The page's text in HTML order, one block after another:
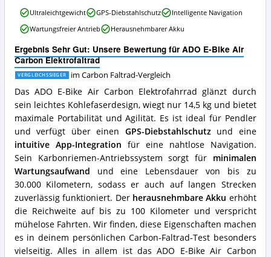
Faltrad
erhältlich?
Ergebnis Sehr Gut: Unsere Bewertung für ADO E-Bike Air
Carbon Elektrofaltrad
VERGLEICHSSIEGER im Carbon Faltrad-Vergleich
Das ADO E-Bike Air Carbon Elektrofahrrad glänzt durch
sein leichtes Kohlefaserdesign, wiegt nur 14,5 kg und bietet
maximale Portabilität und Agilität. Es ist ideal für Pendler
und verfügt über einen GPS-Diebstahlschutzund eine
intuitive App-Integration für eine nahtlose Navigation.
Sein Karbonriemen-Antriebssystem sorgt für minimalen
Wartungsaufwand und eine Lebensdauer von bis zu
30.000 Kilometern, sodass er auch auf langen Strecken
zuverlässig funktioniert. Der herausnehmbare Akku erhöht
die Reichweite auf bis zu 100 Kilometer und verspricht
mühelose Fahrten. Wir finden, diese Eigenschaften machen
es in deinem persönlichen Carbon-Faltrad-Test besonders
vielseitig. Alles in allem ist das ADO E-Bike Air Carbon
ADO
Bike
Carbon
Elektrofaltrad
Vorteile:
Was
spricht
für
dieses
Carbon
Faltrad?
Ultraleichtgewicht GPS-Diebstahlschutz
Intelligente Navigation
Wartungsfreier Antrieb
Herausnehmbarer Akku